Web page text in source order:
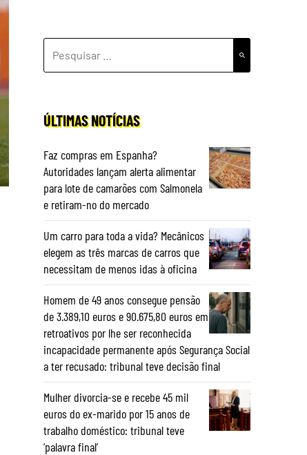
POR:
ÚLTIMAS NOTÍCIAS
Faz compras em Espanha?
Autoridades lançam alerta alimentar
para lote de camarões com Salmonela
e retiram-no do mercado
Um carro para toda a vida? Mecânicos
elegem as três marcas de carros que
necessitam de menos idas à oficina
Homem de 49 anos consegue pensão
de 3.389,10 euros e 90.675,80 euros em
retroativos por lhe ser reconhecida
incapacidade permanente após Segurança Social
a ter recusado: tribunal teve decisão final
Mulher divorcia-se e recebe 45 mil
euros do ex-marido por 15 anos de
trabalho doméstico: tribunal teve
‘palavra final’